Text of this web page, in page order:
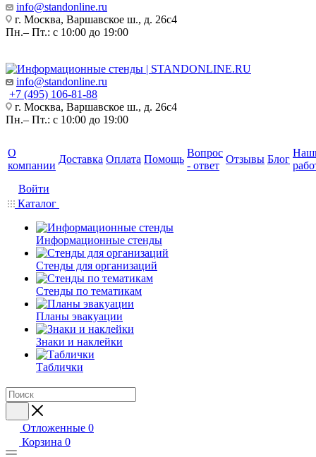
info@standonline.ru
г. Москва, Варшавское ш., д. 26с4
Пн.– Пт.: с 10:00 до 19:00
info@standonline.ru
+7 (495) 106-81-88
г. Москва, Варшавское ш., д. 26с4
Пн.– Пт.: с 10:00 до 19:00
О
компании
Доставка Оплата Помощь
Вопрос
- ответ
Отзывы Блог
Войти
Каталог
Информационные стенды
Стенды для организаций
Стенды по тематикам
Планы эвакуации
Знаки и наклейки
Таблички
Отложенные 0
Корзина 0